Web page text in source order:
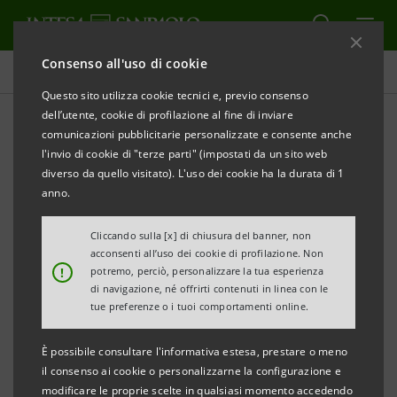
Consenso all'uso di cookie
Questo sito utilizza cookie tecnici e, previo consenso
dell’utente, cookie di profilazione al fine di inviare
comunicazioni pubblicitarie personalizzate e consente anche
l'invio di cookie di "terze parti" (impostati da un sito web
diverso da quello visitato). L'uso dei cookie ha la durata di 1
anno.
!
Cliccando sulla [x] di chiusura del banner, non
acconsenti all’uso dei cookie di profilazione. Non
potremo, perciò, personalizzare la tua esperienza
di navigazione, né offrirti contenuti in linea con le
tue preferenze o i tuoi comportamenti online.
È possibile consultare l'informativa estesa, prestare o meno
il consenso ai cookie o personalizzarne la configurazione e
modificare le proprie scelte in qualsiasi momento accedendo
Governance
Delibere consiliari
ALERT STAMPA AGGIORNA
Filtra per Anno
CONSIGLIO DI GESTIONE